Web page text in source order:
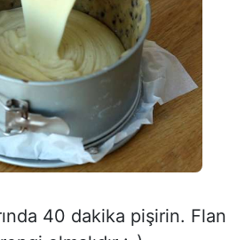
40 dakika pişirin. Flan